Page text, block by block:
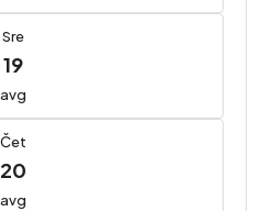
Sre
19
avg
Čet
20
avg